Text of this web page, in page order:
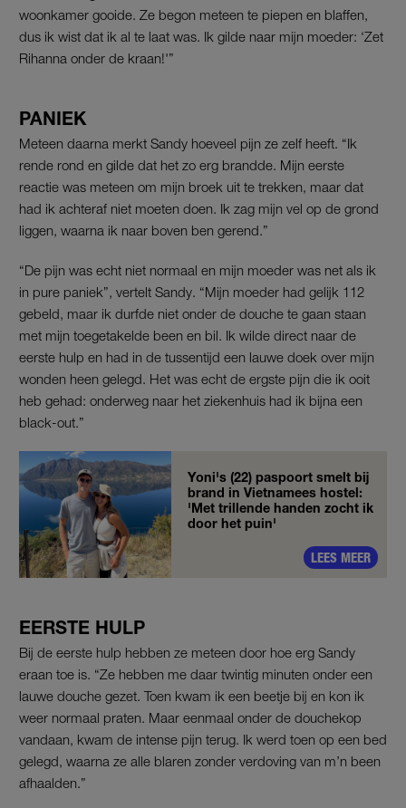
woonkamer gooide. Ze begon meteen te piepen en blaffen,
dus ik wist dat ik al te laat was. Ik gilde naar mijn moeder: ‘Zet
Rihanna onder de kraan!'”
PANIEK
Meteen daarna merkt Sandy hoeveel pijn ze zelf heeft. “Ik
rende rond en gilde dat het zo erg brandde. Mijn eerste
reactie was meteen om mijn broek uit te trekken, maar dat
had ik achteraf niet moeten doen. Ik zag mijn vel op de grond
liggen, waarna ik naar boven ben gerend.”
“De pijn was echt niet normaal en mijn moeder was net als ik
in pure paniek”, vertelt Sandy. “Mijn moeder had gelijk 112
gebeld, maar ik durfde niet onder de douche te gaan staan
met mijn toegetakelde been en bil. Ik wilde direct naar de
eerste hulp en had in de tussentijd een lauwe doek over mijn
wonden heen gelegd. Het was echt de ergste pijn die ik ooit
heb gehad: onderweg naar het ziekenhuis had ik bijna een
black-out.”
Yoni's (22) paspoort smelt bij
brand in Vietnamees hostel:
'Met trillende handen zocht ik
door het puin'
LEES MEER
EERSTE HULP
Bij de eerste hulp hebben ze meteen door hoe erg Sandy
eraan toe is. “Ze hebben me daar twintig minuten onder een
lauwe douche gezet. Toen kwam ik een beetje bij en kon ik
weer normaal praten. Maar eenmaal onder de douchekop
vandaan, kwam de intense pijn terug. Ik werd toen op een bed
gelegd, waarna ze alle blaren zonder verdoving van m’n been
afhaalden.”